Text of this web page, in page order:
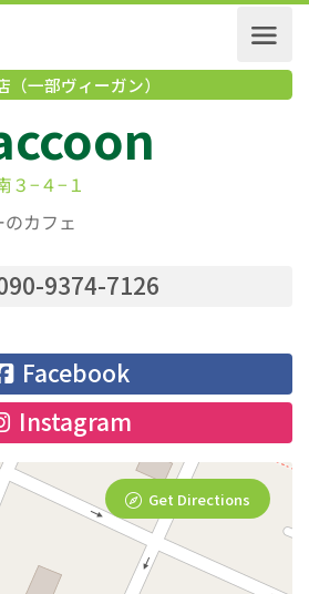
店（一部ヴィーガン）
３−４−１
カフェ
9374-7126
Facebook
Instagram
Get Directions